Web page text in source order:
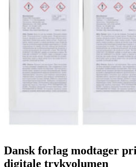
Dansk forlag modtager
digitale trykvolumen